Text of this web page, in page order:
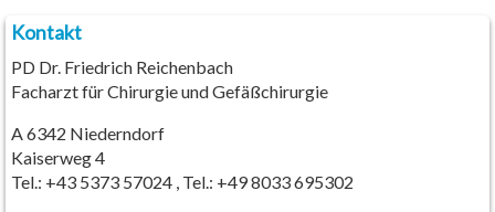
Kontakt
PD Dr. Friedrich Reichenbach
Facharzt für Chirurgie und Gefäßchirurgie
A 6342 Niederndorf
Kaiserweg 4
Tel.: +43 5373 57024 , Tel.: +49 8033 695302